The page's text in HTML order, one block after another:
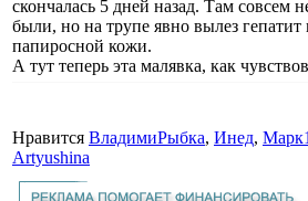
скончалась 5 дней назад. Там совсем
были, но на трупе явно вылез гепатит
папиросной кожи.
А тут теперь эта малявка, как
Нравится ВладимиРыбка, Инед,
Artyushina